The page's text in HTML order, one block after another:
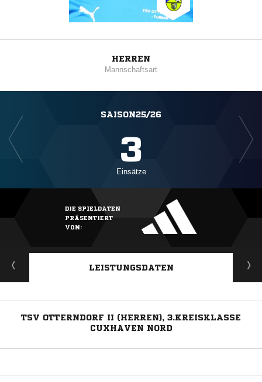
HERREN
Mannschaftsart
SAISON25/26
3
Einsätze
DIE SPIELDATEN
PRÄSENTIERT
VON:
LEISTUNGSDATEN
TSV OTTERNDORF II (HERREN), 3.KREISKLASSE
CUXHAVEN NORD